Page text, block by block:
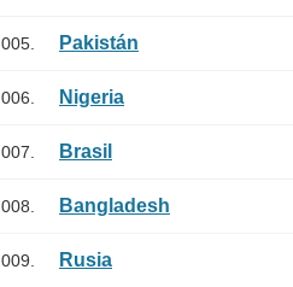
005. Pakistán
006. Nigeria
007. Brasil
008. Bangladesh
009. Rusia